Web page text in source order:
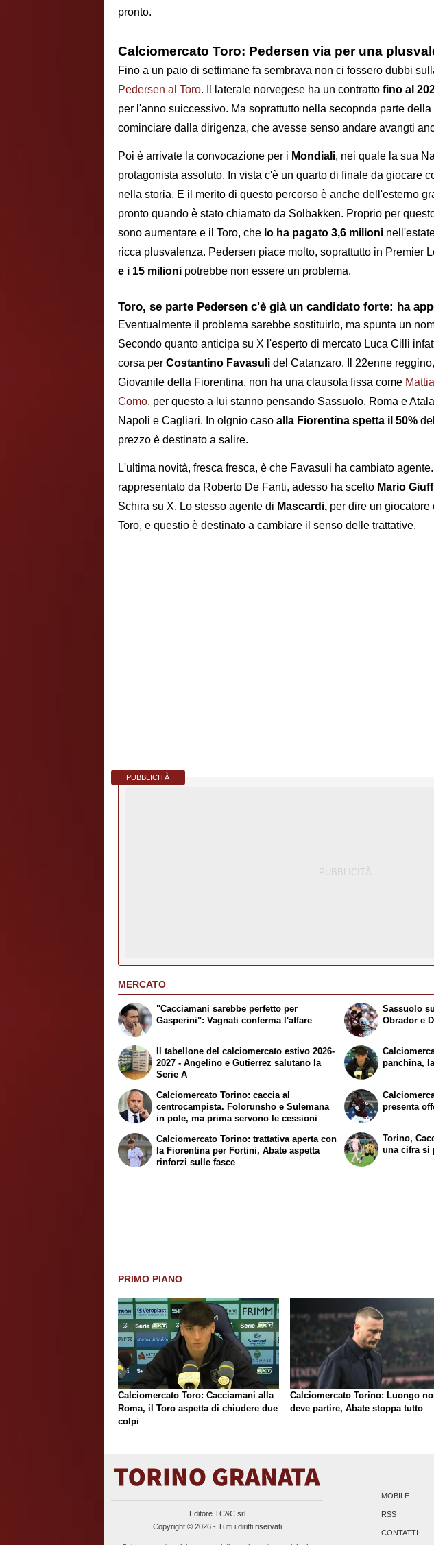
pronto.
Calciomercato Toro: Pedersen via per una
Fino a un paio di settimane fa sembrava non ci fossero dubbi
Pedersen al Toro. Il laterale norvegese ha un contratto fino al
per l'anno suiccessivo. Ma soprattutto nella secopnda parte
cominciare dalla dirigenza, che avesse senso andare avangti
Poi è arrivate la convocazione per i Mondiali, nei quale la sua
protagonista assoluto. In vista c'è un quarto di finale da giocare
nella storia. E il merito di questo percorso è anche dell'esterno
pronto quando è stato chiamato da Solbakken. Proprio per
sono aumentare e il Toro, che lo ha pagato 3,6 milioni
ricca plusvalenza. Pedersen piace molto, soprattutto in Premier
e i 15 milioni potrebbe non essere un problema.
Toro, se parte Pedersen c'è già un candidato forte: ha
Eventualmente il problema sarebbe sostituirlo, ma spunta un
Secondo quanto anticipa su X l'esperto di mercato Luca Cilli
corsa per Costantino Favasuli del Catanzaro. Il 22enne
Giovanile della Fiorentina, non ha una clausola fissa come
Como. per questo a lui stanno pensando Sassuolo, Roma e
Napoli e Cagliari. In olgnio caso alla Fiorentina spetta il 50%
prezzo è destinato a salire.
L'ultima novità, fresca fresca, è che Favasuli ha cambiato
rappresentato da Roberto De Fanti, adesso ha scelto Mario
Schira su X. Lo stesso agente di Mascardi, per dire un giocatore
Toro, e questio è destinato a cambiare il senso delle trattative.
PUBBLICITÀ
MERCATO
"Cacciamani sarebbe perfetto per
Gasperini": Vagnati conferma l'affare
Il tabellone del calciomercato estivo 2026-
2027 - Angelino e Gutierrez salutano la
Serie A
Sassuolo
Obrador e
panchina,
Calciomercato Torino: caccia al
centrocampista. Folorunsho e Sulemana
in pole, ma prima servono le cessioni
Calciomercato Torino: trattativa aperta con
la Fiorentina per Fortini, Abate aspetta
rinforzi sulle fasce
presenta
Torino,
una cifra si
PRIMO PIANO
Calciomercato Toro: Cacciamani alla
Roma, il Toro aspetta di chiudere due
colpi
Calciomercato Torino: Luongo
deve partire, Abate stoppa tutto
Editore TC&C srl
Copyright © 2026 - Tutti i diritti riservati
MOBILE
RSS
CONTATTI